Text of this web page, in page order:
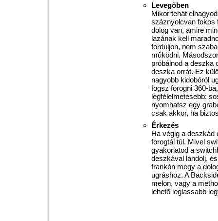
Levegõben
Mikor tehát
száznyolcvan fokos
dolog van, amire
lazának kell
forduljon, nem
mûködni.
próbálnod a deszka
deszka orrát. Ez
nagyobb kidobóról
fogsz forogni 360-
legfélelmetesebb:
nyomhatsz egy
csak akkor, ha
Érkezés
Ha végig a deszkád
forogtál túl. Mivel
gyakorlatod a
deszkával landolj,
frankón megy a
ugráshoz. A
melon, vagy a
lehetõ leglassabb